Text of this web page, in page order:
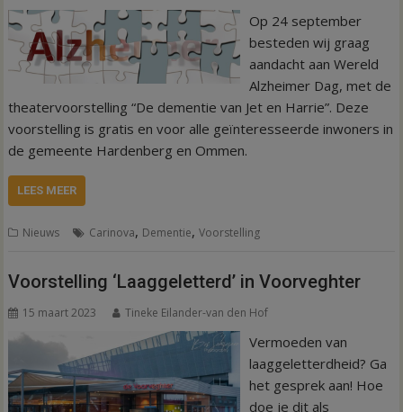
Op 24 september
besteden wij graag
aandacht aan Wereld
Alzheimer Dag, met de
theatervoorstelling “De dementie van Jet en Harrie”. Deze
voorstelling is gratis en voor alle geïnteresseerde inwoners in
de gemeente Hardenberg en Ommen.
LEES MEER
Nieuws Carinova, Dementie,Voorstelling
Voorstelling ‘Laaggeletterd’ in Voorveghter
15 maart 2023 Tineke Eilander-van den Hof
Vermoeden van
laaggeletterdheid? Ga
het gesprek aan! Hoe
doe je dit als